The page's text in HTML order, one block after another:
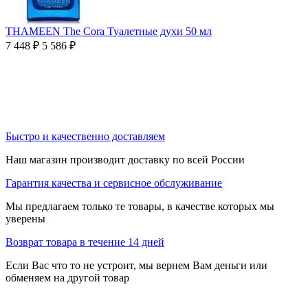
THAMEEN The Cora Туалетные духи 50 мл
7 448 ₽ 5 586 ₽
Быстро и качественно доставляем
Наш магазин производит доставку по всей России
Гарантия качества и сервисное обслуживание
Мы предлагаем только те товары, в качестве которых мы
уверены
Возврат товара в течение 14 дней
Если Вас что то не устроит, мы вернем Вам деньги или
обменяем на другой товар